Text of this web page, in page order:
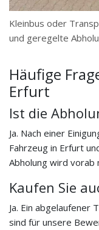
Kleinbus oder
und geregelte
Häufige
Erfurt
Ist die
Ja. Nach einer
Fahrzeug in Erfurt
Abholung wird
Kaufen Sie
Ja. Ein abgelaufener
sind für unsere